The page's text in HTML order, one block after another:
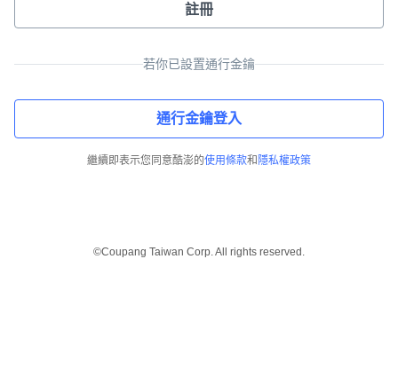
註冊
若你已設置通行金鑰
通行金鑰登入
繼續即表示您同意酷澎的使用條款和 隱私權政策
©Coupang Taiwan Corp. All rights reserved.